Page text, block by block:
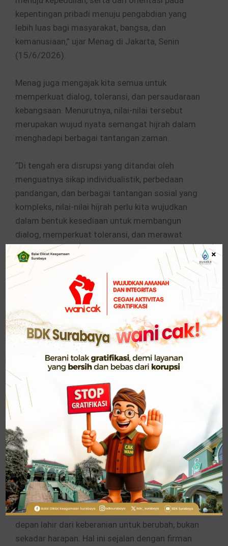
kepentingan pribadi menuju pengabdian yang
lebih luas bagi masyarakat, bangsa, dan
kemanusiaan,” ujar Menag di Jakarta, Senin
(15/6/2026).
Menag juga mengajak kita semua untuk
memperkuat dialog, toleransi, dan persaudaraan
kebangsaan. Menurutnya, nilai-nilai tersebut
merupakan wujud nyata semangat hijrah dalam
menghadapi berbagai tantangan zaman.
“Di tengah era disrupsi yang ditandai oleh
menguatnya sikap individualistik, perbedaan
pandangan, dan berbagai tantangan sosial yang
kompleks, nilai-nilai hijrah perlu kita wujudkan
dalam bentuk kesediaan untuk membangun
dialog, memperkuat toleransi, dan merawat
persaudaraan kebangsaan,” tegas Menag.
“Bangsa yang besar bukanlah bangsa yang bebas
dari perbedaan, melainkan bangsa yang mampu
menjadikan perbedaan sebagai kekuatan untuk
melangkah demi kemaslahatan bersama,”
lanjutnya.
Menag mengatakan, semangat tersebut
merupakan bentuk peneladanan atas peristiwa
hijrah Rasulullah SAW yang diperingati pada
Tahun Baru Hijriah. Menurutnya, hijrah Rasulullah
SAW mengajarkan bahwa kemajuan peradaban
tidak hanya ditopang oleh kekuatan dan
kecakapan, tetapi juga oleh persaudaraan,
keadilan, dan kepedulian terhadap kemaslahatan
bersama.
Menag juga mengajak masyarakat memulai
perubahan dari diri sendiri. Menurutnya, masa
depan lahir dari keberanian untuk berubah, bukan
sekadar harapan. Hal ini sejalan dengan firman
×